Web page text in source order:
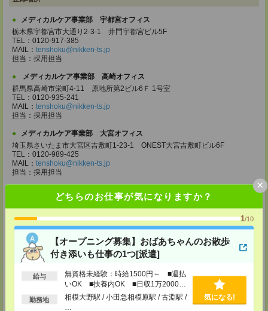
どちらのお仕事が気になりますか？
1/10
【オープニング募集】おばあちゃんのお散歩
付き添いも仕事の1つ[派遣]
給与
無資格未経験：時給1500円～ ■週払
いOK ■扶養内OK ■日収1万2000円
以上
勤務地
相模大野駅 / 小田急相模原駅 / 古淵駅 /
気になる!
×
メディカルケア事業部 宇都宮オフィス
栃木県宇都宮市大通り2-3-1 井門宇都宮ビル5F
TEL：0120-917-385
MAIL： tenshoku@nikken-ts.jp
担当：採用担当
メディカルケア事業部 高崎オフィス
群馬県高崎市栄町4-11 原地所第2ビル6Ｆ 1号室
TEL：0120-935-241
MAIL： tenshoku@nikken-ts.jp
担当：採用担当
メディカルケア事業部 大宮オフィス
埼玉県さいたま市大宮区吉敷町1-23-1 ONEST大宮吉敷町ビル6F
TEL：0120-989-425
MAIL： tenshoku@nikken-ts.jp
担当：採用担当
メディカルケア事業部 千葉オフィス
千葉県千葉市中央区富士見2-15-11 IMI千葉富士見ビル6F
TEL：0120-998-758
MAIL：tenshoku@nikken-ts.jp
担当：採用担当
メディカルケア事業部 柏オフィス
千葉県柏市末広町5-19 第12関口ビル7F 705号室
MAIL：tenshoku@nikken-ts.jp
メディカルケア事業部 新宿オフィス